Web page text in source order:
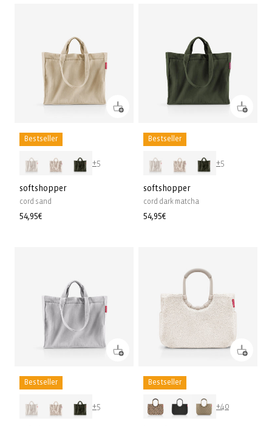
Bestseller
+5
softshopper
cord sand
Prix
54,95€
Bestseller
+5
softshopper
cord dark matcha
Prix
54,95€
Bestseller
+5
Bestseller
+40